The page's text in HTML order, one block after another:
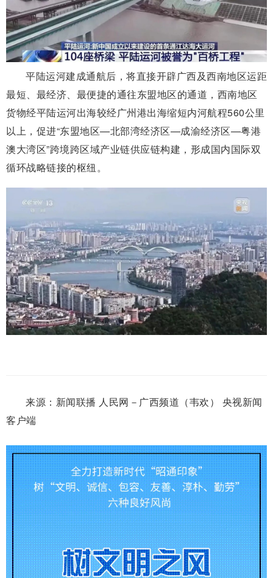
平陆运河建成通航后，将直接开辟广西及西南地区运距
最短、最经济、最便捷的通往东盟地区的通道，西南地区
货物经平陆运河出海较经广州港出海缩短内河航程560公里
以上，促进“东盟地区—北部湾经济区—成渝经济区—粤港
澳大湾区”跨境跨区域产业链供应链构建，形成国内国际双
循环战略链接的枢纽。
来源：新闻联播 人民网－广西频道（韦欢） 央视新闻
客户端